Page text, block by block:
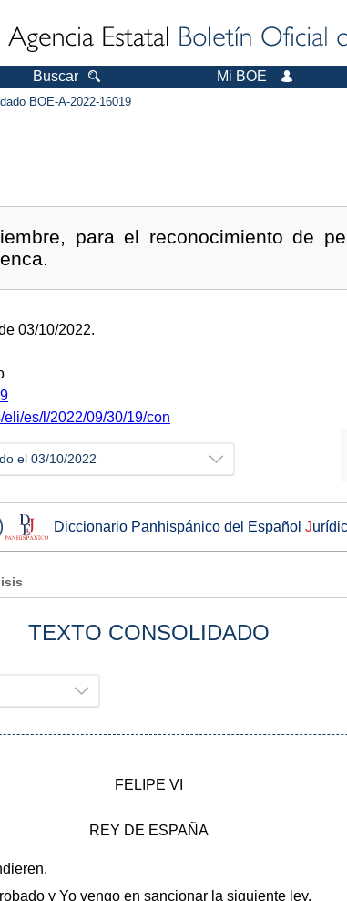
Buscar Mi BOE
BOE-A-2022-16019
para el reconocimiento de
03/10/2022.
eli/es/l/2022/09/30/19/con
el 03/10/2022
Diccionario Panhispánico del Español J
TEXTO CONSOLIDADO
FELIPE VI
REY DE ESPAÑA
y Yo vengo en sancionar la siguiente ley.